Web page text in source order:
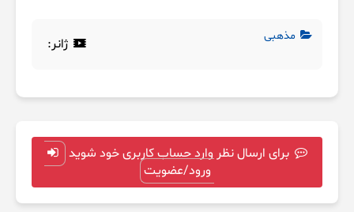
مذهبی ژانر:
برای ارسال نظر وارد حساب کاربری خود شوید
ورود/عضویت